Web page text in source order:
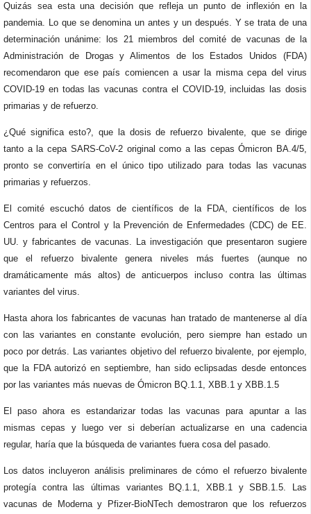
Quizás sea esta una decisión que refleja un punto de inflexión en la
pandemia. Lo que se denomina un antes y un después. Y se trata de una
determinación unánime: los 21 miembros del comité de vacunas de la
Administración de Drogas y Alimentos de los Estados Unidos (FDA)
recomendaron que ese país comiencen a usar la misma cepa del virus
COVID-19 en todas las vacunas contra el COVID-19, incluidas las dosis
primarias y de refuerzo.
¿Qué significa esto?, que la dosis de refuerzo bivalente, que se dirige
tanto a la cepa SARS-CoV-2 original como a las cepas Ómicron BA.4/5,
pronto se convertiría en el único tipo utilizado para todas las vacunas
primarias y refuerzos.
El comité escuchó datos de científicos de la FDA, científicos de los
Centros para el Control y la Prevención de Enfermedades (CDC) de EE.
UU. y fabricantes de vacunas. La investigación que presentaron sugiere
que el refuerzo bivalente genera niveles más fuertes (aunque no
dramáticamente más altos) de anticuerpos incluso contra las últimas
variantes del virus.
Hasta ahora los fabricantes de vacunas han tratado de mantenerse al día
con las variantes en constante evolución, pero siempre han estado un
poco por detrás. Las variantes objetivo del refuerzo bivalente, por ejemplo,
que la FDA autorizó en septiembre, han sido eclipsadas desde entonces
por las variantes más nuevas de Ómicron BQ.1.1, XBB.1 y XBB.1.5
El paso ahora es estandarizar todas las vacunas para apuntar a las
mismas cepas y luego ver si deberían actualizarse en una cadencia
regular, haría que la búsqueda de variantes fuera cosa del pasado.
Los datos incluyeron análisis preliminares de cómo el refuerzo bivalente
protegía contra las últimas variantes BQ.1.1, XBB.1 y SBB.1.5. Las
vacunas de Moderna y Pfizer-BioNTech demostraron que los refuerzos